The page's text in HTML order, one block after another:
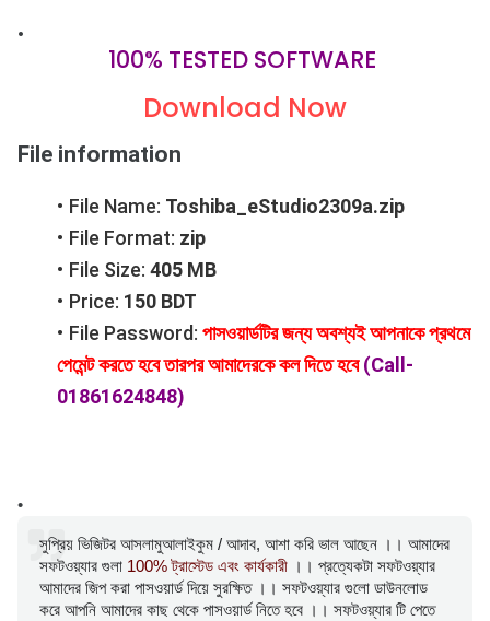
100% TESTED SOFTWARE
Download Now
File information
File Name: Toshiba_eStudio2309a.zip
File Format: zip
File Size: 405 MB
Price: 150 BDT
File Password: পাসওয়ার্ডটির জন্য অবশ্যই আপনাকে প্রথমে
পেমেন্ট করতে হবে তারপর আমাদেরকে কল দিতে হবে(Call-
01861624848)
সুপ্রিয় ভিজিটর আসলামুআলাইকুম / আদাব, আশা করি ভাল আছেন ।। আমাদের
সফটওয়্যার গুলা 100% ট্রাস্টেড এবং কার্যকারী ।। প্রত্যেকটা সফটওয়্যার
আমাদের জিপ করা পাসওয়ার্ড দিয়ে সুরক্ষিত ।। সফটওয়্যার গুলো ডাউনলোড
করে আপনি আমাদের কাছ থেকে পাসওয়ার্ড নিতে হবে ।। সফটওয়্যার টি পেতে